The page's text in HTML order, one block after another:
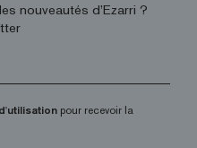
nouveautés d’Ezarri ?
pour recevoir la